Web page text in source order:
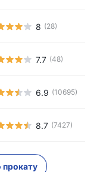
8 (28)
7.7 (48)
6.9 (10695)
8.7 (7427)
прокату